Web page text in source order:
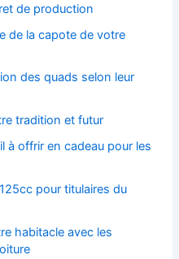
de production
de la capote de votre
des quads selon leur
tradition et futur
à offrir en cadeau pour les
pour titulaires du
habitacle avec les